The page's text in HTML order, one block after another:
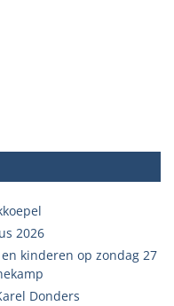
2026
kinderen op zondag 27
Donders